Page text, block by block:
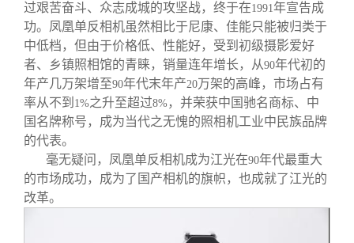
过艰苦奋斗、众志成城的攻坚战，终于在1991年宣告成
功。凤凰单反相机虽然相比于尼康、佳能只能被归类于
中低档，但由于价格低、性能好，受到初级摄影爱好
者、乡镇照相馆的青睐，销量连年增长，从90年代初的
年产几万架增至90年代末年产20万架的高峰，市场占有
率从不到 1%之升至超过8% ，并荣获中国驰名商标、中
国名牌称号，成为当代之无愧的照相机工业中民族品牌
的代表。
毫无疑问，凤凰单反相机成为江光在90年代最重大
的市场成功，成为了国产相机的旗帜，也成就了江光的
改革。